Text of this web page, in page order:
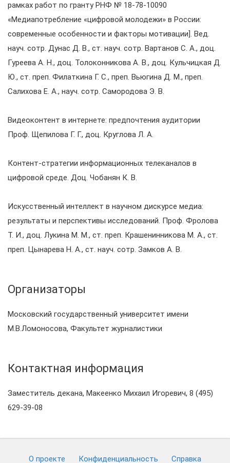
рамках работ по гранту РНФ № 18-78-10090
«Медиапотребление «цифровой молодежи» в России:
современные особенности и факторы мотивации]. Вед.
науч. сотр. Дунас Д. В., ст. науч. сотр. Вартанов С. А., доц.
Гуреева А. Н., доц. Толоконникова А. В., доц. Кульчицкая Д.
Ю., ст. преп. Филаткина Г. С., преп. Вьюгина Д. М., преп.
Салихова Е. А., науч. сотр. Самородова Э. В.
Видеоконтент в интернете: предпочтения аудитории
Проф. Щепилова Г. Г., доц. Круглова Л. А.
Контент-стратегии информационных телеканалов в
цифровой среде. Доц. Чобанян К. В.
Искусственный интеллект в научном дискурсе медиа:
результаты и перспективы исследований. Проф. Фролова
Т. И., доц. Лукина М. М., ст. преп. Крашенинникова М. А., ст.
преп. Цынарева Н. А., ст. науч. сотр. Замков А. В.
Организаторы
Московский государственный университет имени
М.В.Ломоносова, Факультет журналистики
Контактная информация
Заместитель декана, Макеенко Михаил Игоревич, 8 (495)
629-39-08
О проекте Конфиденциальность Cправка